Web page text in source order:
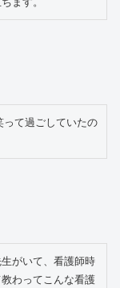
て過ごしていたの
がいて、看護師時
わってこんな看護